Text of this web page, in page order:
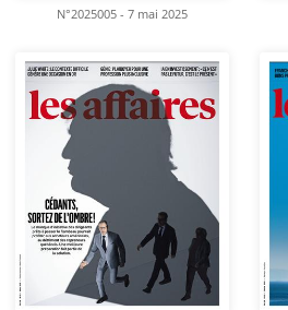
N°2025005 - 7 mai 2025